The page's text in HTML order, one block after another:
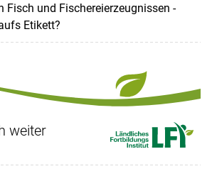
Fisch und Fischereierzeugnissen -
Etikett?
weiter